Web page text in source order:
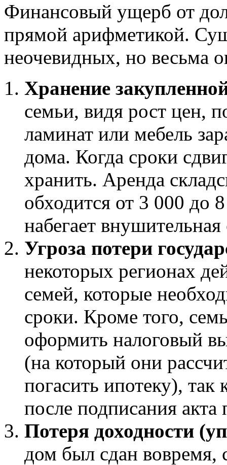
Финансовый ущерб от
прямой арифметикой.
неочевидных, но весьма
Хранение
семьи, видя рост цен,
ламинат или мебель
дома. Когда сроки
хранить. Аренда
обходится от 3 000 до
набегает
Угроза потери
некоторых регионах
семей, которые
сроки. Кроме того,
оформить налоговый
(на который они
погасить ипотеку), так
после подписания
Потеря доходности
дом был сдан вовремя,